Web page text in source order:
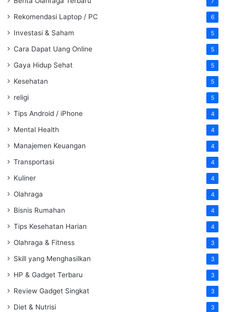
Rekomendasi Laptop / PC 6
Investasi & Saham 5
Cara Dapat Uang Online 5
Gaya Hidup Sehat 5
Kesehatan 5
religi 5
Tips Android / iPhone 4
Mental Health 4
Manajemen Keuangan 4
Transportasi 4
Kuliner 4
Olahraga 4
Bisnis Rumahan 4
Tips Kesehatan Harian 4
Olahraga & Fitness 3
Skill yang Menghasilkan 3
HP & Gadget Terbaru 3
Review Gadget Singkat 3
Diet & Nutrisi 3